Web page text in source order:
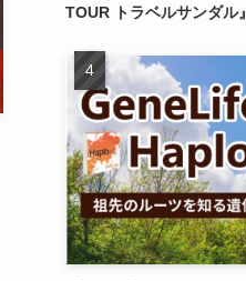
TOUR トラベルサンダル』